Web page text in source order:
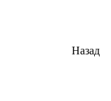
Назад